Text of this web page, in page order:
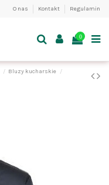
O nas Kontakt Regulamin
0
Bluzy kucharskie